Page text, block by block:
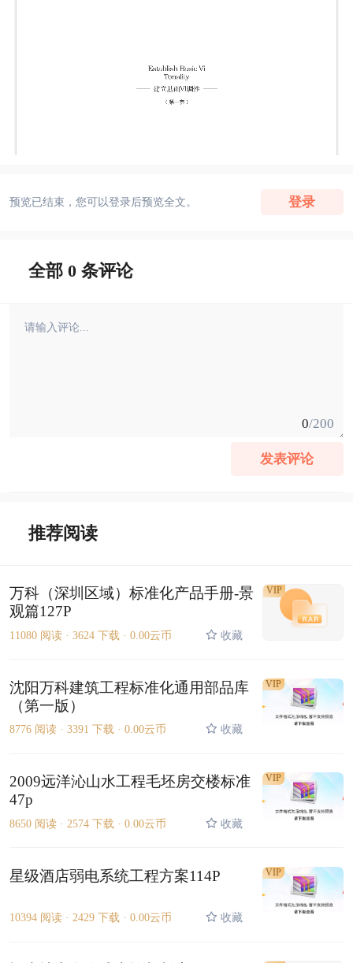
预览已结束，您可以登录后预览全文。 登录
全部 0 条评论
0/200
发表评论
推荐阅读
万科（深圳区域）标准化产品手册-景
观篇127P
11080 阅读 · 3624 下载 · 0.00云币 收藏
VIP
沈阳万科建筑工程标准化通用部品库
（第一版）
8776 阅读 · 3391 下载 · 0.00云币 收藏
VIP
2009远洋沁山水工程毛坯房交楼标准
47p
8650 阅读 · 2574 下载 · 0.00云币 收藏
VIP
星级酒店弱电系统工程方案114P
10394 阅读 · 2429 下载 · 0.00云币 收藏
VIP